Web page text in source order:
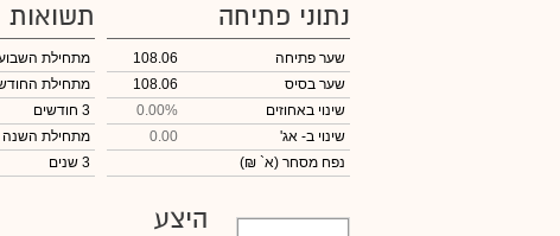
נתוני פתיחה
שער פתיחה
108.06
שער בסיס
108.06
שינוי באחוזים
0.00%
שינוי ב- אג'
0.00
נפח מסחר (א` ₪)
תשואות
מתחילת
מתחילת
3 חודשים
מתחילת השנה
3 שנים
היצע